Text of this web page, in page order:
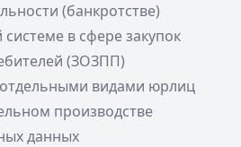
(банкротстве)
в сфере закупок
(ЗОЗПП)
отдельными видами юрлиц
производстве
данных